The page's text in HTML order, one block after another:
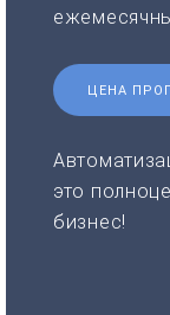
ЦЕНА
это
бизнес!